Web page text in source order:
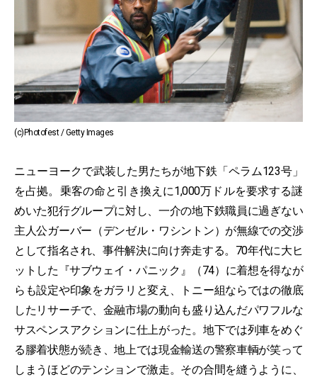
(c)Photofest / Getty Images
ニューヨークで武装した男たちが地下鉄「ペラム123号」
を占拠。乗客の命と引き換えに1,000万ドルを要求する謎
めいた犯行グループに対し、一介の地下鉄職員に過ぎない
主人公ガーバー（デンゼル・ワシントン）が無線での交渉
として指名され、事件解決に向け奔走する。70年代に大ヒ
ットした『サブウェイ・パニック』（74）に着想を得なが
らも設定や印象をガラリと変え、トニー組ならではの徹底
したリサーチで、金融市場の動向も盛り込んだパワフルな
サスペンスアクションに仕上がった。地下では列車をめぐ
る膠着状態が続き、地上では現金輸送の警察車輌が笑って
しまうほどのテンションで激走。その合間を縫うように、